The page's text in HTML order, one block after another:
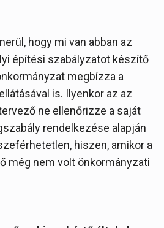
hogy mi van abban az
építési szabályzatot készítő
megbízza a
is. Ilyenkor az az
ne ellenőrizze a saját
rendelkezése alapján
hiszen, amikor a
még nem volt önkormányzati